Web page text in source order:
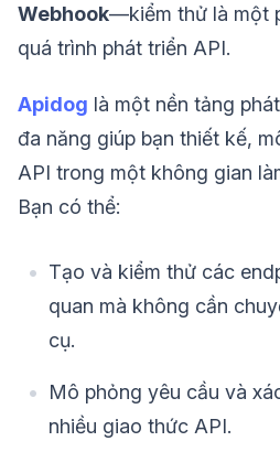
Webhook—kiểm thử là một
quá trình phát triển API.
Apidog là một nền tảng
đa năng giúp bạn thiết kế,
API trong một không gian
Bạn có thể:
Tạo và kiểm thử các
quan mà không cần
cụ.
Mô phỏng yêu cầu và
nhiều giao thức API.